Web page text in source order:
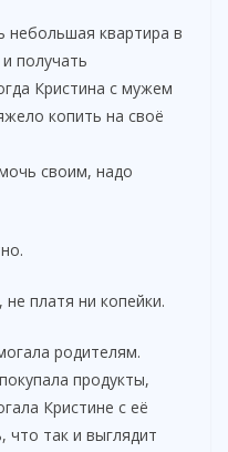
небольшая квартира в
получать
Кристина с мужем
копить на своё
своим, надо
платя ни копейки.
родителям.
продукты,
Кристине с её
что так и выглядит